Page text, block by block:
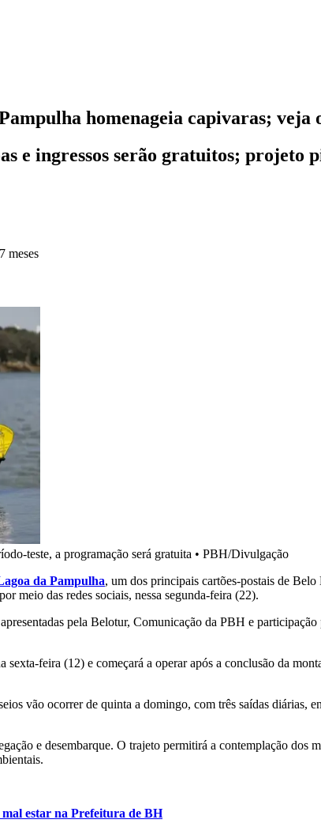
homenageia capivaras; veja
e ingressos serão gratuitos; projeto
meses
teste, a programação será gratuita • PBH/Divulgação
da Pampulha, um dos principais cartões-postais de
meio das redes sociais, nessa segunda-feira (22).
pela Belotur, Comunicação da PBH e
feira (12) e começará a operar após a conclusão da
vão ocorrer de quinta a domingo, com três saídas diárias,
e desembarque. O trajeto permitirá a contemplação
estar na Prefeitura de BH